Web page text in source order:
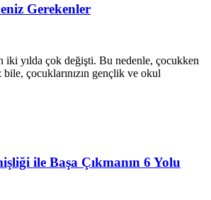
Gerekenler
iki yılda çok değişti. Bu nedenle, çocukken
çocuklarınızın gençlik ve okul
ile Başa Çıkmanın 6 Yolu